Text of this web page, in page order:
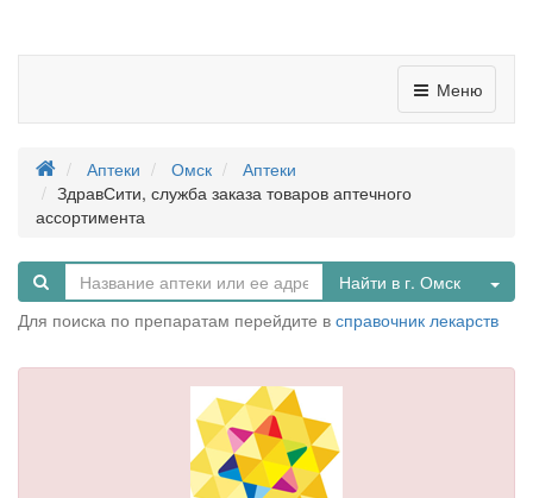
Меню
Аптеки Омск
Аптеки
ЗдравСити, служба заказа товаров аптечного
ассортимента
Найти в г. Омск
Для поиска по препаратам перейдите в справочник лекарств